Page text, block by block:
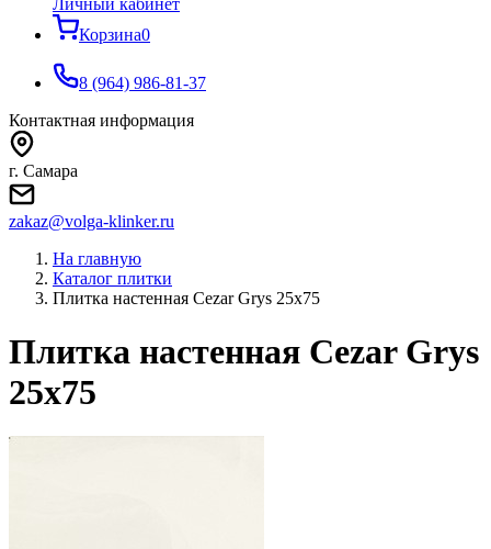
Корзина0
8 (964) 986-81-37
Контактная информация
г. Самара
zakaz@volga-klinker.ru
На главную
Каталог плитки
Плитка настенная Cezar Grys 25x75
Плитка настенная Cezar Grys
25x75